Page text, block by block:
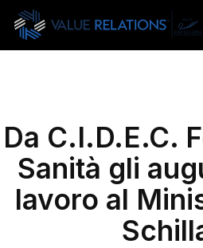
Skip
main
Da C.I.D.E.C.
Sanità gli
lavoro al